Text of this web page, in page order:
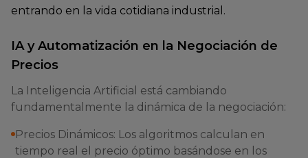
entrando en la vida cotidiana industrial.
IA y Automatización en la Negociación de
Precios
La Inteligencia Artificial está cambiando
fundamentalmente la dinámica de la negociación:
Precios Dinámicos: Los algoritmos calculan en
tiempo real el precio óptimo basándose en los